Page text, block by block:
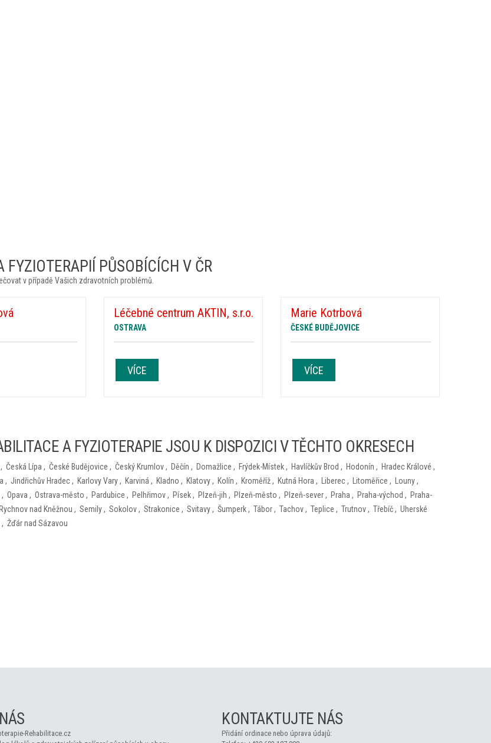
PŮSOBÍCÍCH V ČR
v případě Vašich zdravotních problémů.
Léčebné centrum AKTIN, s.r.o.
OSTRAVA
VÍCE
Marie Kotrbová
ČESKÉ BUDĚJOVICE
VÍCE
A FYZIOTERAPIE JSOU K DISPOZICI V TĚCHTO OKRESECH
, Česká Lípa , České Budějovice , Český Krumlov, Děčín , Domažlice , Frýdek-Místek, Havlíčkův Brod , Hodonín , Hradec Králové ,
, Jindřichův Hradec, Karlovy Vary, Karviná , Kladno , Klatovy, Kolín , Kroměříž, Kutná Hora , Liberec, Litoměřice , Louny,
, Opava , Ostrava-město , Pardubice , Pelhřimov, Písek, Plzeň-jih , Plzeň-město , Plzeň-sever, Praha , Praha-východ , Praha-
Rychnov nad Kněžnou , Semily, Sokolov, Strakonice , Svitavy, Šumperk, Tábor, Tachov, Teplice , Trutnov, Třebíč, Uherské
, Žďár nad Sázavou
Rehabilitace.cz
KONTAKTUJTE NÁS
Přidání ordinace nebo úprava údajů: